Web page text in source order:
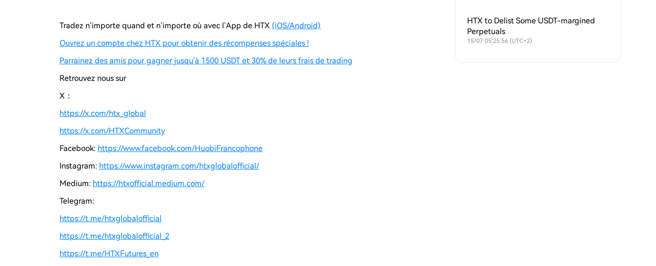
Tradez n’importe quand et n’importe où avec l’App de HTX (iOS/Android)
Ouvrez un compte chez HTX pour obtenir des récompenses spéciales !
Parrainez des amis pour gagner jusqu'à 1500 USDT et 30% de leurs frais de trading
Retrouvez nous sur
X：
https://x.com/htx_global
https://x.com/HTXCommunity
Facebook: https://www.facebook.com/HuobiFrancophone
Instagram: https://www.instagram.com/htxglobalofficial/
Medium: https://htxofficial.medium.com/
Telegram:
https://t.me/htxglobalofficial
https://t.me/htxglobalofficial_2
https://t.me/HTXFutures_en
HTX to Delist Some USDT-margined
Perpetuals
15/07 05:25:56 (UTC+2)